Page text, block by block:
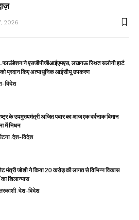
2026
फाउंडेशन ने एसजीपीजीआईएमएस, लखनऊ स्थित सलोनी हार्ट
प्रदान किए अत्याधुनिक आईसीयू उपकरण
विदेश
के उपमुख्यमंत्री अजित पवार का आज एक दर्दनाक विमान
में निधन
देश-विदेश
मंत्री जोशी ने किया 20 करोड़ की लागत से विभिन्न विकास
का शिलान्यास
देश-विदेश